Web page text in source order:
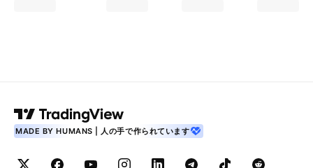
MADE BY HUMANS | 人の手で作られています